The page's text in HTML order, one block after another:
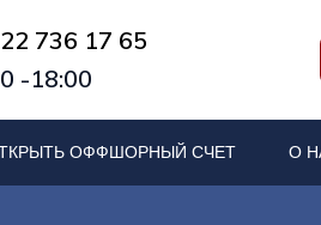
736 17 65
-18:00
ОФФШОРНЫЙ СЧЕТ О